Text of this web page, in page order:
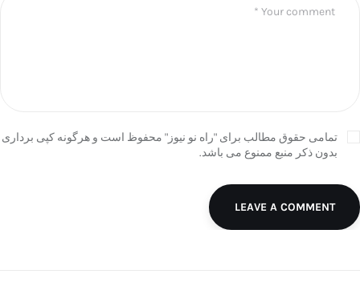
تمامی حقوق مطالب برای "راه نو نیوز" محفوظ است و هرگونه کپی برداری
بدون ذکر منبع ممنوع می باشد.
LEAVE A COMMENT